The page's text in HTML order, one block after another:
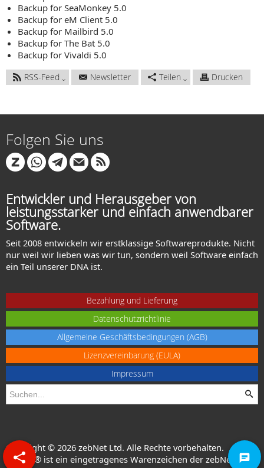
Backup for SeaMonkey 5.0
Backup for eM Client 5.0
Backup for Mailbird 5.0
Backup for The Bat 5.0
Backup for Vivaldi 5.0
RSS-Feed Newsletter Teilen Drucken
Folgen Sie uns
Entwickler und Herausgeber von
leistungsstarker und einfach anwendbarer
Software.
Seit 2008 entwickeln wir erstklassige Softwareprodukte. Nicht
nur weil wir lieben was wir tun, sondern weil Software einfach
ein Teil unserer DNA ist.
Bezahlung und Lieferung
Datenschutzrichtlinie
Allgemeine Geschäftsbedingungen (AGB)
Lizenzvereinbarung (EULA)
Impressum
Copyright © 2026 zebNet Ltd. Alle Rechte vorbehalten.
zebNet® ist ein eingetragenes Warenzeichen der zebNet Ltd.